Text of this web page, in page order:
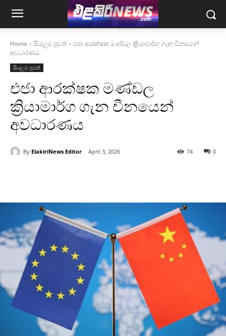
Home සියලුම පුවත්
එජා ආරක්ෂක මණ්ඩල ක්‍රියාමාර්ග ගැන චීනයෙන්
අවධාරණය
සියලුම පුවත්
එජා ආරක්ෂක මණ්ඩල
ක්‍රියාමාර්ග ගැන චීනයෙන්
අවධාරණය
By ElakiriNews Editor April 3, 2026 0
74